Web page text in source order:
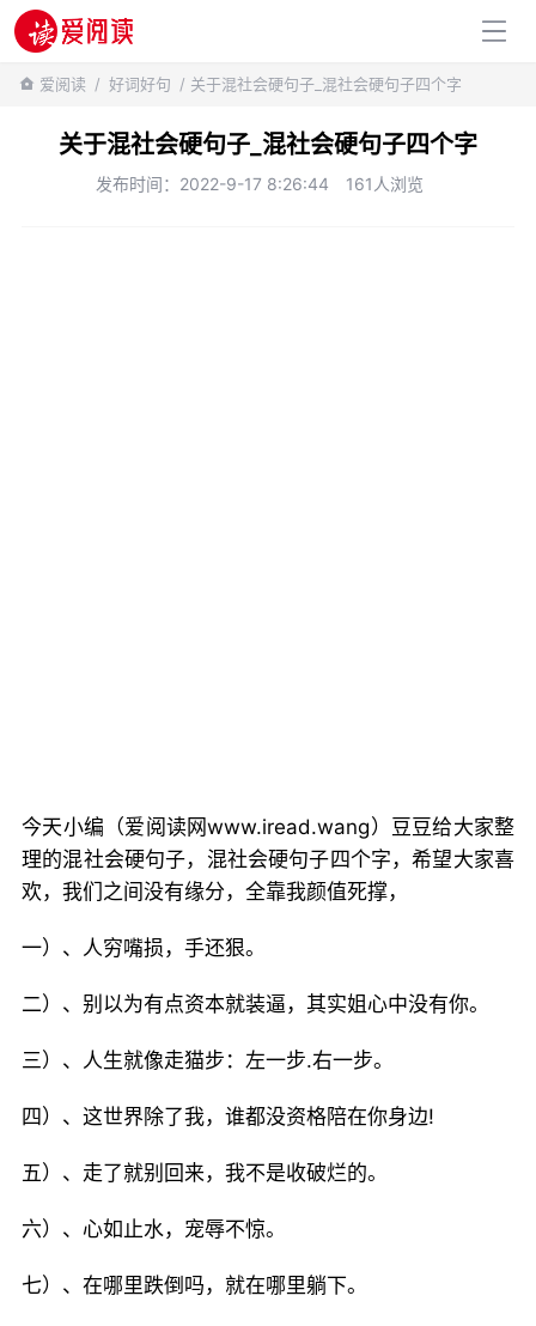
百科知识
爱阅读 / 好词好句 / 关于混社会硬句子_混社会硬句子四个字
关于混社会硬句子_混社会硬句子四个字
发布时间：2022-9-17 8:26:44 161人浏览
今天小编（爱阅读网www.iread.wang）豆豆给大家整
理的混社会硬句子，混社会硬句子四个字，希望大家喜
欢，我们之间没有缘分，全靠我颜值死撑，
一）、人穷嘴损，手还狠。
二）、别以为有点资本就装逼，其实姐心中没有你。
三）、人生就像走猫步：左一步.右一步。
四）、这世界除了我，谁都没资格陪在你身边!
五）、走了就别回来，我不是收破烂的。
六）、心如止水，宠辱不惊。
七）、在哪里跌倒吗，就在哪里躺下。